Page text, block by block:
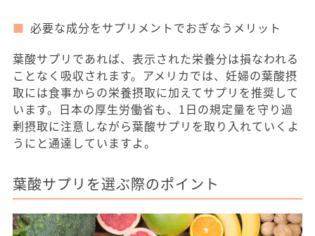
必要な成分をサプリメントでおぎなうメリット
葉酸サプリであれば、表示された栄養分は損なわれる
ことなく吸収されます。アメリカでは、妊婦の葉酸摂
取には食事からの栄養摂取に加えてサプリを推奨して
います。日本の厚生労働省も、1日の規定量を守り過
剰摂取に注意しながら葉酸サプリを取り入れていくよ
うにと通達していますよ。
葉酸サプリを選ぶ際のポイント